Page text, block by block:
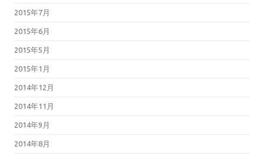
2015年7月
2015年6月
2015年5月
2015年1月
2014年12月
2014年11月
2014年9月
2014年8月